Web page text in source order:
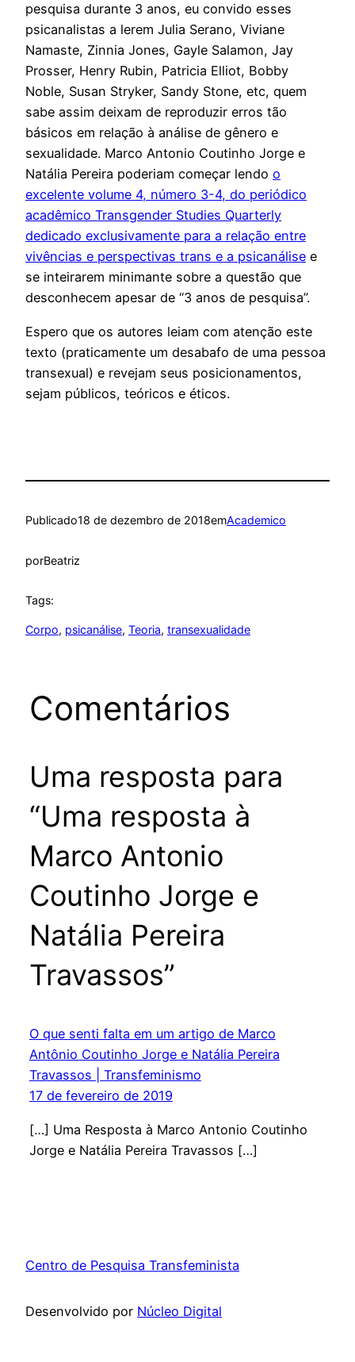
pesquisa durante 3 anos, eu convido esses
psicanalistas a lerem Julia Serano, Viviane
Namaste, Zinnia Jones, Gayle Salamon, Jay
Prosser, Henry Rubin, Patricia Elliot, Bobby
Noble, Susan Stryker, Sandy Stone, etc, quem
sabe assim deixam de reproduzir erros tão
básicos em relação à análise de gênero e
sexualidade. Marco Antonio Coutinho Jorge e
Natália Pereira poderiam começar lendo o
excelente volume 4, número 3-4, do periódico
acadêmico Transgender Studies Quarterly
dedicado exclusivamente para a relação entre
vivências e perspectivas trans e a psicanálise e
se inteirarem minimante sobre a questão que
desconhecem apesar de “3 anos de pesquisa”.
Espero que os autores leiam com atenção este
texto (praticamente um desabafo de uma pessoa
transexual) e revejam seus posicionamentos,
sejam públicos, teóricos e éticos.
Publicado18 de dezembro de 2018emAcademico
porBeatriz
Tags:
Corpo, psicanálise, Teoria, transexualidade
Comentários
Uma resposta para
“Uma resposta à
Marco Antonio
Coutinho Jorge e
Natália Pereira
Travassos”
O que senti falta em um artigo de Marco
Antônio Coutinho Jorge e Natália Pereira
Travassos | Transfeminismo
17 de fevereiro de 2019
[…] Uma Resposta à Marco Antonio Coutinho
Jorge e Natália Pereira Travassos […]
Centro de Pesquisa Transfeminista
Desenvolvido por Núcleo Digital